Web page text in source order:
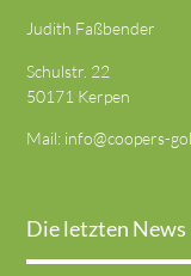
Judith Faßbender
Schulstr. 22
50171 Kerpen
Mail: info@coopers-
Die letzten News